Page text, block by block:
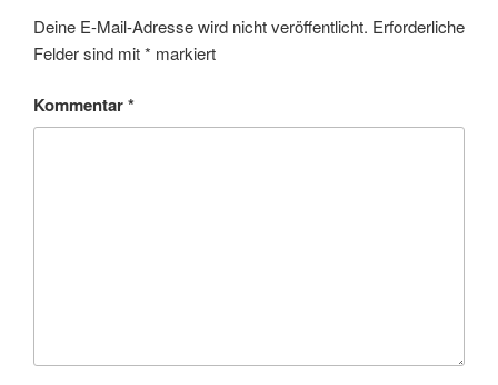
Deine E-Mail-Adresse wird nicht veröffentlicht. Erforderliche
Felder sind mit* markiert
Kommentar*